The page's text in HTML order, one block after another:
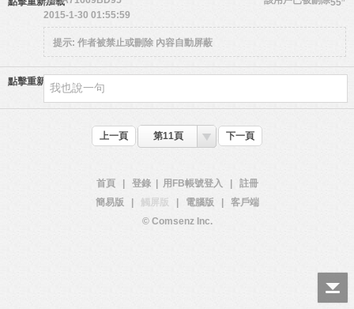
55
2015-1-30 01:55:59
提示: 作者被禁止或刪除 內容自動屏蔽
點擊重新加載
上一頁 第11頁 下一頁
首頁 登錄 用FB帳號登入
註冊
簡易版
觸屏版 電腦版
客戶端
© Comsenz Inc.